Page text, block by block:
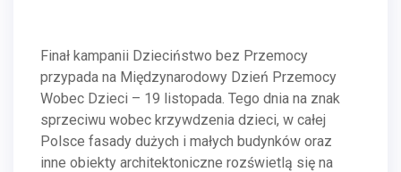
Finał kampanii Dzieciństwo bez Przemocy
przypada na Międzynarodowy Dzień Przemocy
Wobec Dzieci – 19 listopada. Tego dnia na znak
sprzeciwu wobec krzywdzenia dzieci, w całej
Polsce fasady dużych i małych budynków oraz
inne obiekty architektoniczne rozświetlą się na